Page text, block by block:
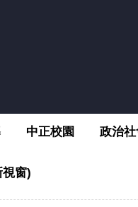
中正校園 政治
窗)